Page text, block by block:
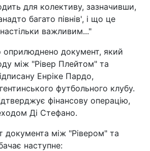
для колективу, зазначивши,
багато півнів', і що це
важливим..."
оприлюднено документ, який
між "Рівер Плейтом" та
Енріке Пардо,
футбольного клубу.
фінансову операцію,
Ді Стефано.
документа між "Рівером" та
наступне: